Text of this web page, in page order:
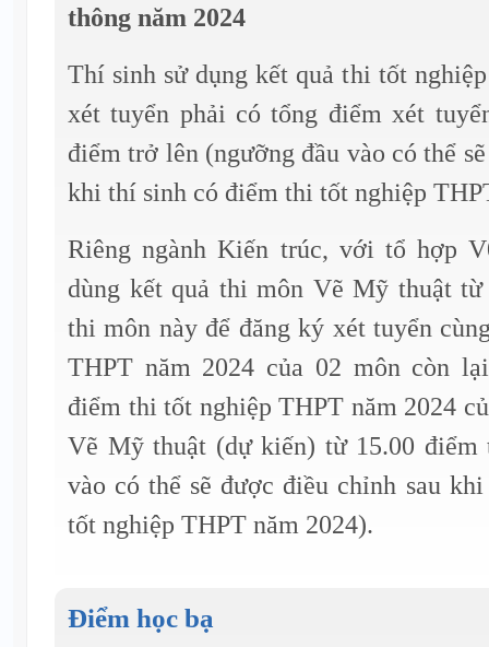
thông năm 2024
Thí sinh sử dụng kết quả thi tốt
xét tuyển phải có tổng điểm xét
điểm trở lên (ngưỡng đầu vào có thể
khi thí sinh có điểm thi tốt nghiệp
Riêng ngành Kiến trúc, với tổ hợp
dùng kết quả thi môn Vẽ Mỹ thuật
thi môn này để đăng ký xét tuyển
THPT năm 2024 của 02 môn còn
điểm thi tốt nghiệp THPT năm 2024
Vẽ Mỹ thuật (dự kiến) từ 15.00 điểm
vào có thể sẽ được điều chỉnh sau
tốt nghiệp THPT năm 2024).
Điểm học bạ